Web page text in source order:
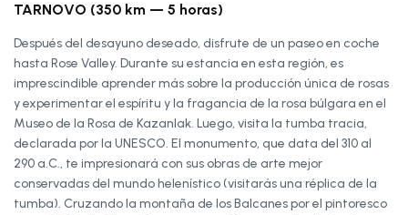
TARNOVO (350 km — 5 horas)
Después del desayuno deseado, disfrute de un paseo en coche
hasta Rose Valley. Durante su estancia en esta región, es
imprescindible aprender más sobre la producción única de rosas
y experimentar el espíritu y la fragancia de la rosa búlgara en el
Museo de la Rosa de Kazanlak. Luego, visita la tumba tracia,
declarada por la UNESCO. El monumento, que data del 310 al
290 a.C., te impresionará con sus obras de arte mejor
conservadas del mundo helenístico (visitarás una réplica de la
tumba). Cruzando la montaña de los Balcanes por el pintoresco